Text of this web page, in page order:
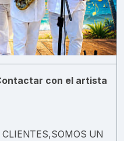
con el artista
CLIENTES,SOMOS UN